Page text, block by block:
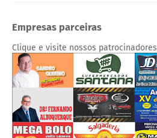
Empresas parceiras
Clique e visite nossos patrocinadores